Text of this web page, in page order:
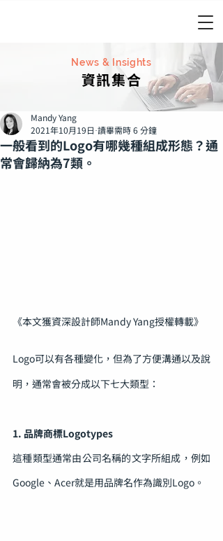
News & Insights
資訊集合
一般看到的Logo有哪幾種組成形態？通
常會歸納為7類。
Mandy Yang
2021年10月19日 讀畢需時 6 分鐘
《本文獲資深設計師Mandy Yang授權轉載》
Logo可以有各種變化，但為了方便溝通以及說
明，通常會被分成以下七大類型：
1. 品牌商標Logotypes
‍這種類型通常由公司名稱的文字所組成，例如
Google、Acer就是用品牌名作為識別Logo。